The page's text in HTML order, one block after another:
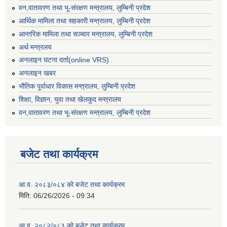
वन,वातावरण तथा भू-संरक्षण मन्त्रालय, लुम्बिनी प्रदेश
आर्थिक मामिला तथा सहकारी मन्त्रालय, लुम्बिनी प्रदेश
आन्तरिक मामिला तथा सञ्चार मन्त्रालय, लुम्बिनी प्रदेश
अर्थ मन्त्रलय
अनलाइन घटना दर्ता(online VRS)
अनलाइन खबर
भौतिक पूर्वाधार विकास मन्त्रालय, लुम्बिनी प्रदेश
शिक्षा, विज्ञान, युवा तथा खेलकुद मन्‍‍त्रालय
वन,वातावरण तथा भू-संरक्षण मन्त्रालय, लुम्बिनी प्रदेश
बजेट तथा कार्यक्रम
आ.व. २०८३/०८४ को बजेट तथा कार्यक्रम
मिति: 06/26/2026 - 09:34
आ.व. २०८२/०८३ को बजेट तथा कार्यक्रम